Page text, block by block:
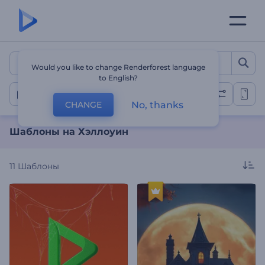
Шаблоны на Хэллоуин
Хэллоуин
Шаблоны на Хэллоуин
11 Шаблоны
Would you like to change Renderforest language
to English?
CHANGE No, thanks